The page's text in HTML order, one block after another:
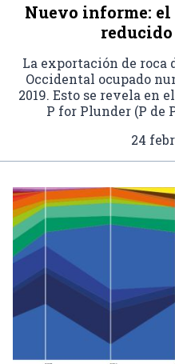
Nuevo informe:
La exportación de roca
Occidental ocupado
2019. Esto se revela en
P for Plunder (P de
24